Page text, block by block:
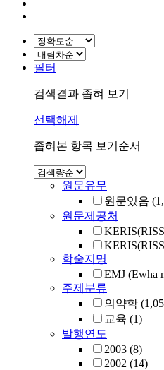
필터
검색결과 좁혀 보기
선택해제
좁혀본 항목 보기순서
원문유무
원문있음
원문제공처
학술지명
EMJ (Ewha
주제분류
의약학
교육 (1)
발행연도
2003 (8)
2002 (14)